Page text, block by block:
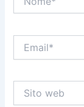
web